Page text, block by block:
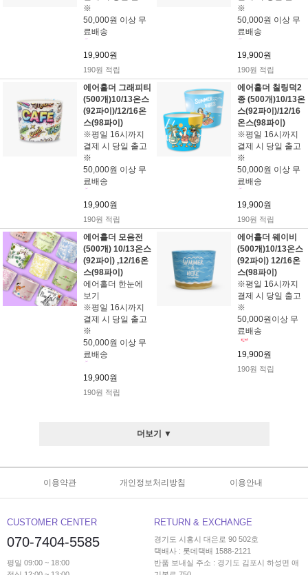
※
50,000원 이상 무
료배송
19,900원
190원 적립
※
50,000원 이상 무
료배송
19,900원
190원 적립
에어홀더 그래피티
(500개)10/13온스
(92파이)/12/16온
스(98파이)
※평일 16시까지
결제 시 당일 출고
※
50,000원 이상 무
료배송
19,900원
190원 적립
에어홀더 칠링덕2
종 (500개)10/13온
스(92파이)/12/16
온스(98파이)
※평일 16시까지
결제 시 당일 출고
※
50,000원 이상 무
료배송
19,900원
190원 적립
에어홀더 모음전
(500개) 10/13온스
(92파이) ,12/16온
스(98파이)
에어홀더 한눈에
보기
※평일 16시까지
결제 시 당일 출고
※
50,000원 이상 무
료배송
19,900원
190원 적립
에어홀더 웨이비
(500개)10/13온스
(92파이) 12/16온
스(98파이)
※평일 16시까지
결제 시 당일 출고
※
50,000원이상 무
료배송
19,900원
190원 적립
더보기 ▼
이용약관 개인정보처리방침 이용안내
CUSTOMER CENTER
070-7404-5585
평일 09:00 ~ 18:00
RETURN & EXCHANGE
경기도 시흥시 대은로 90 502호
택배사 : 롯데택배 1588-2121
반품 보내실 주소 : 경기도 김포시 하성면 애